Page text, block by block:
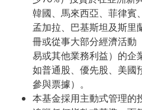
韓國、馬來西亞、菲律賓
孟加拉、巴基斯坦及斯里
冊或從事大部分經濟活動
易或其他業務利益）的企
如普通股、優先股、美國
參與票據）。
本基金採用主動式管理的